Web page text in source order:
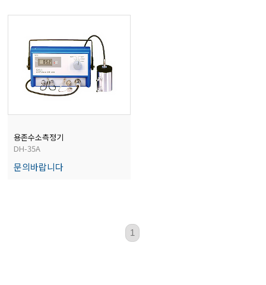
자저울/점도계/핀홀탐지기
이크로피펫
용존수소측정기
DH-35A
문의바랍니다
1